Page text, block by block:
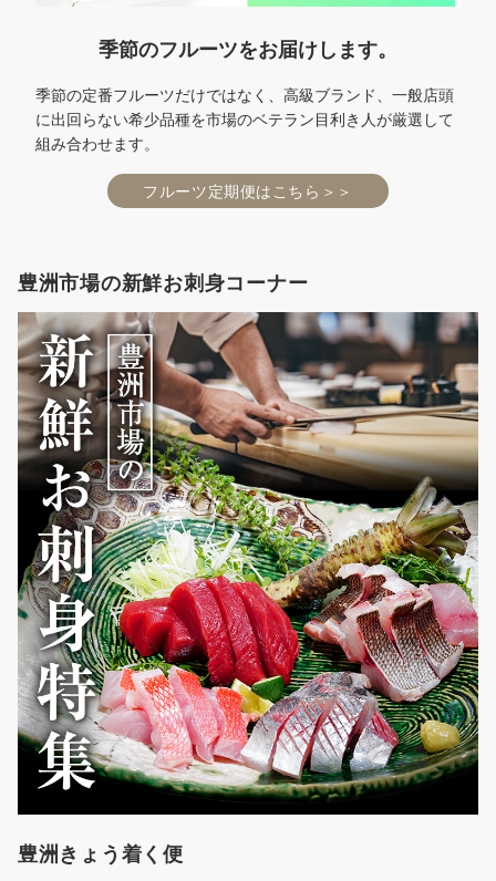
季節のフルーツをお届けします。
季節の定番フルーツだけではなく、高級ブランド、一般店頭
に出回らない希少品種を市場のベテラン目利き人が厳選して
組み合わせます。
フルーツ定期便はこちら＞＞
豊洲市場の新鮮お刺身コーナー
豊洲きょう着く便